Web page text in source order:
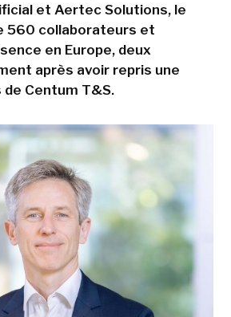
et Aertec Solutions, le
560 collaborateurs et
en Europe, deux
après avoir repris une
Centum T&S.